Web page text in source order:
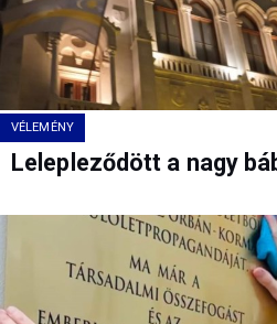
VÉLEMÉNY
Lelepleződött a nagy